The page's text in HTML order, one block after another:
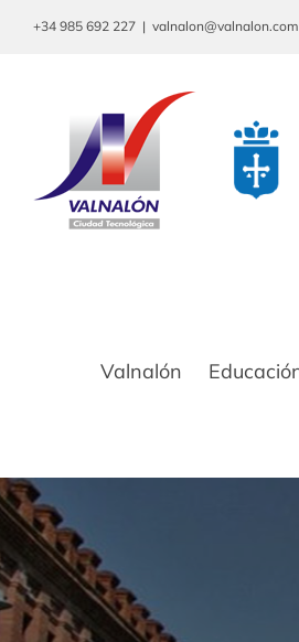
Saltar+34 985 692 227 | valnalon@valnalon.com
Valnalón